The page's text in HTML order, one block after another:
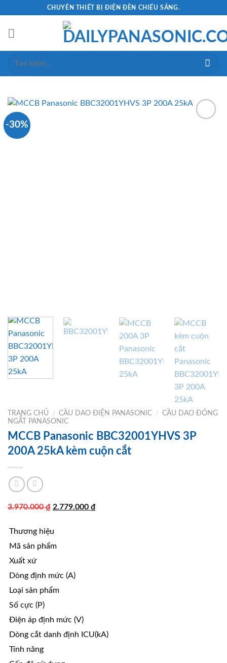
content
CHUYÊN THIẾT BỊ ĐIỆN ĐÈN CHIẾU SÁNG.
Tìm
-30%
TRANG CHỦ / CẦU DAO ĐIỆN PANASONIC / CẦU DAO ĐÓNG
NGẮT PANASONIC
MCCB Panasonic BBC32001YHVS 3P
200A 25kA kèm cuộn cắt
3.970.000₫ Giá
là:
3.970.000 ₫.
2.779.000 ₫Giá
Thương hiệu
Mã sản phẩm
Xuất xứ
Dòng định mức (A)
Loại sản phẩm
Số cực (P)
Điện áp định mức (V)
Dòng cắt danh định ICU(kA)
Tính năng